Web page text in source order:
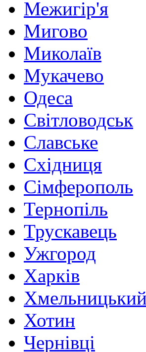
Межигір'я
Мигово
Миколаїв
Мукачево
Одеса
Світловодськ
Славське
Східниця
Сімферополь
Тернопіль
Трускавець
Ужгород
Харків
Хмельницький
Хотин
Чернівці